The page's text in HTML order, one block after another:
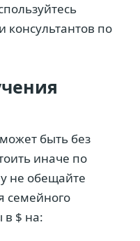
консультантов по
быть без
иначе по
не обещайте
семейного
в $ на: